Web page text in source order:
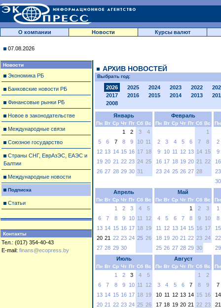
О компании Новости Курсы валют
07.08.2026
Новости
Экономика РБ
Банковские новости РБ
Финансовые рынки РБ
Новое в законодательстве
Международные связи
Союзное государство
Страны СНГ, ЕврАзЭС, ЕАЭС и
Балтии
Международные новости
Подписка
Статьи
Контакты
Тел.: (017) 354-40-43
E-mail: finans@ecopress.by
АРХИВ НОВОСТЕЙ
Выбрать год:
2026 2025 2024 2023 2022
2017
2016 2015 2014 2013
2008
Январь
Пн Вт Ср Чт Пт Сб Вс
1 2 3
4
5
6 7 8 9 10 11
12 13 14 15 16 17 18
19 20 21 22 23 24 25
26 27 28 29 30 31
Февраль
Пн Вт Ср Чт Пт Сб Вс
1
2
3 4 5 6 7
8
9
10 11 12 13 14 15
16 17 18 19 20 21 22
23 24 25 26 27 28
Пн
2
9
16
23
30
Апрель
Пн Вт Ср Чт Пт Сб Вс
1 2 3 4
5
6
7 8 9 10 11
12
13 14 15 16 17 18 19
20 21 22 23 24 25 26
27 28 29 30
Май
Пн Вт Ср Чт Пт Сб Вс
1 2
3
4
5 6 7 8 9
10
11
12 13 14 15 16 17
18 19 20 21 22 23 24
25 26 27 28 29 30
Пн
1
8
15
22
29
Июль
Пн Вт Ср Чт Пт Сб Вс
1 2 3 4
5
6
7 8 9 10 11
12
13 14 15 16 17 18 19
20 21 22 23 24 25 26
Август
Пн Вт Ср Чт Пт Сб Вс
1
2
3
4 5 6 7 8
9
10 11 12 13 14 15 16
17 18 19 20 21 22 23
Пн
7
14
21